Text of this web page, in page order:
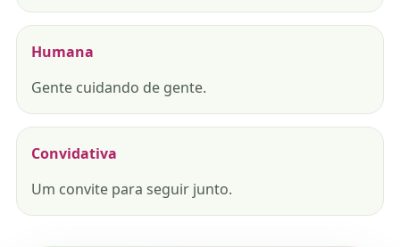
Humana
Gente cuidando de gente.
Convidativa
Um convite para seguir junto.